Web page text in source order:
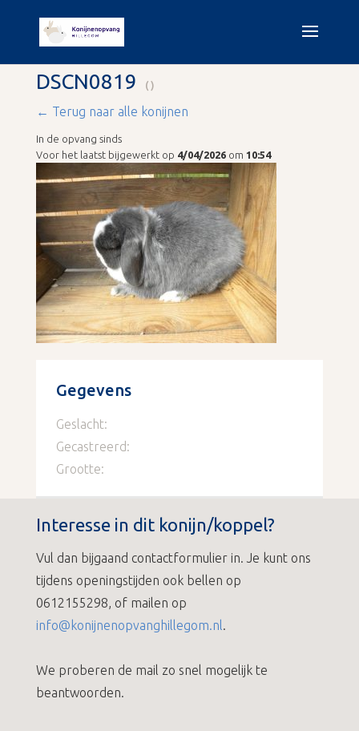
DSCN0819 ()
← Terug naar alle konijnen
In de opvang sinds
Voor het laatst bijgewerkt op 4/04/2026om 10:54
Gegevens
Geslacht:
Gecastreerd:
Grootte:
Interesse in dit konijn/koppel?
Vul dan bijgaand contactformulier in. Je kunt ons
tijdens openingstijden ook bellen op
0612155298, of mailen op
info@konijnenopvanghillegom.nl.
We proberen de mail zo snel mogelijk te
beantwoorden.